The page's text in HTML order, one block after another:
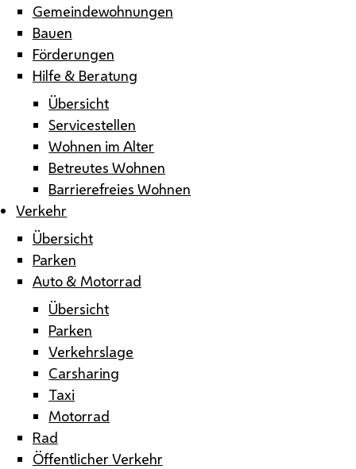
Gemeindewohnungen
Bauen
Förderungen
Hilfe & Beratung
Übersicht
Servicestellen
Wohnen im Alter
Betreutes Wohnen
Barrierefreies Wohnen
Verkehr
Übersicht
Parken
Auto & Motorrad
Übersicht
Parken
Verkehrslage
Carsharing
Taxi
Motorrad
Rad
Öffentlicher Verkehr